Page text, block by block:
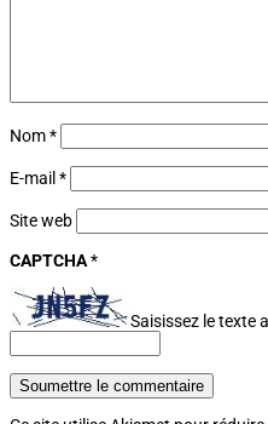
Nom*
E-mail *
Site web
CAPTCHA*
Saisissez le texte
Soumettre le commentaire